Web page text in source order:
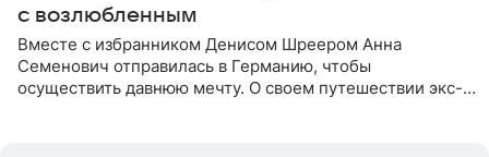
с возлюбленным
Вместе с избранником Денисом Шреером Анна
Семенович отправилась в Германию, чтобы
осуществить давнюю мечту. О своем путешествии экс-